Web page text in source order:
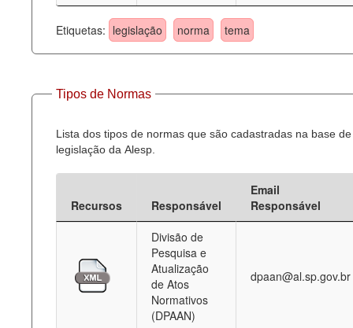
Etiquetas: legislação norma tema
Tipos de Normas
Lista dos tipos de normas que são cadastradas na base de
legislação da Alesp.
Recursos Responsável
Email
Responsável
Divisão de
Pesquisa e
Atualização
de Atos
Normativos
(DPAAN)
dpaan@al.sp.gov.br